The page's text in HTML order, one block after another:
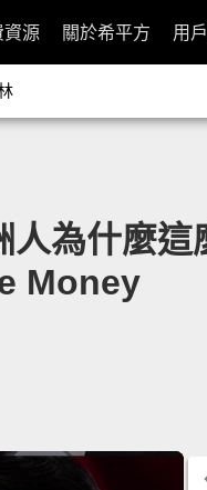
資源 關於希平方 用
人為什麼
Money